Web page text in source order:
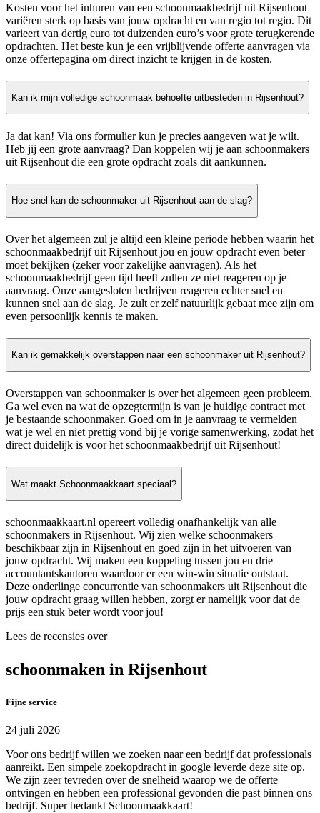
Kosten voor het inhuren van een schoonmaakbedrijf uit Rijsenhout
variëren sterk op basis van jouw opdracht en van regio tot regio. Dit
varieert van dertig euro tot duizenden euro’s voor grote terugkerende
opdrachten. Het beste kun je een vrijblijvende offerte aanvragen via
onze offertepagina om direct inzicht te krijgen in de kosten.
Kan ik mijn volledige schoonmaak behoefte uitbesteden in Rijsenhout?
Ja dat kan! Via ons formulier kun je precies aangeven wat je wilt.
Heb jij een grote aanvraag? Dan koppelen wij je aan schoonmakers
uit Rijsenhout die een grote opdracht zoals dit aankunnen.
Hoe snel kan de schoonmaker uit Rijsenhout aan de slag?
Over het algemeen zul je altijd een kleine periode hebben waarin het
schoonmaakbedrijf uit Rijsenhout jou en jouw opdracht even beter
moet bekijken (zeker voor zakelijke aanvragen). Als het
schoonmaakbedrijf geen tijd heeft zullen ze niet reageren op je
aanvraag. Onze aangesloten bedrijven reageren echter snel en
kunnen snel aan de slag. Je zult er zelf natuurlijk gebaat mee zijn om
even persoonlijk kennis te maken.
Kan ik gemakkelijk overstappen naar een schoonmaker uit Rijsenhout?
Overstappen van schoonmaker is over het algemeen geen probleem.
Ga wel even na wat de opzegtermijn is van je huidige contract met
je bestaande schoonmaker. Goed om in je aanvraag te vermelden
wat je wel en niet prettig vond bij je vorige samenwerking, zodat het
direct duidelijk is voor het schoonmaakbedrijf uit Rijsenhout!
Wat maakt Schoonmaakkaart speciaal?
schoonmaakkaart.nl opereert volledig onafhankelijk van alle
schoonmakers in Rijsenhout. Wij zien welke schoonmakers
beschikbaar zijn in Rijsenhout en goed zijn in het uitvoeren van
jouw opdracht. Wij maken een koppeling tussen jou en drie
accountantskantoren waardoor er een win-win situatie ontstaat.
Deze onderlinge concurrentie van schoonmakers uit Rijsenhout die
jouw opdracht graag willen hebben, zorgt er namelijk voor dat de
prijs een stuk beter wordt voor jou!
Lees de recensies over
schoonmaken in Rijsenhout
Fijne service
24 juli 2026
Voor ons bedrijf willen we zoeken naar een bedrijf dat professionals
aanreikt. Een simpele zoekopdracht in google leverde deze site op.
We zijn zeer tevreden over de snelheid waarop we de offerte
ontvingen en hebben een professional gevonden die past binnen ons
bedrijf. Super bedankt Schoonmaakkaart!